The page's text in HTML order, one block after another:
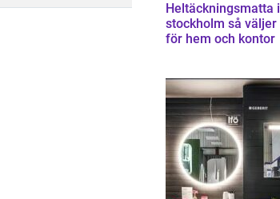
Heltäckningsmatta i
stockholm så väljer du rätt
för hem och kontor